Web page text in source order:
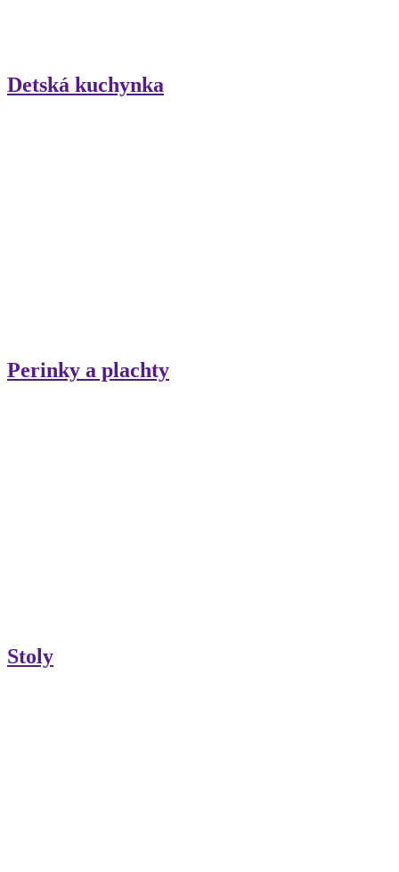
Detská kuchynka
Perinky a plachty
Stoly